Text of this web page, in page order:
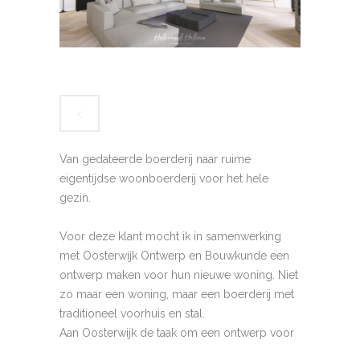
Van gedateerde boerderij naar ruime
eigentijdse woonboerderij voor het hele
gezin.
Voor deze klant mocht ik in samenwerking
met Oosterwijk Ontwerp en Bouwkunde een
ontwerp maken voor hun nieuwe woning. Niet
zo maar een woning, maar een boerderij met
traditioneel voorhuis en stal.
Aan Oosterwijk de taak om een ontwerp voor